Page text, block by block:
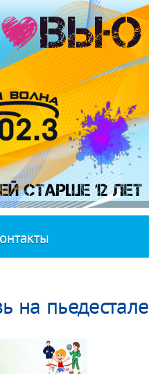
на пьедестале